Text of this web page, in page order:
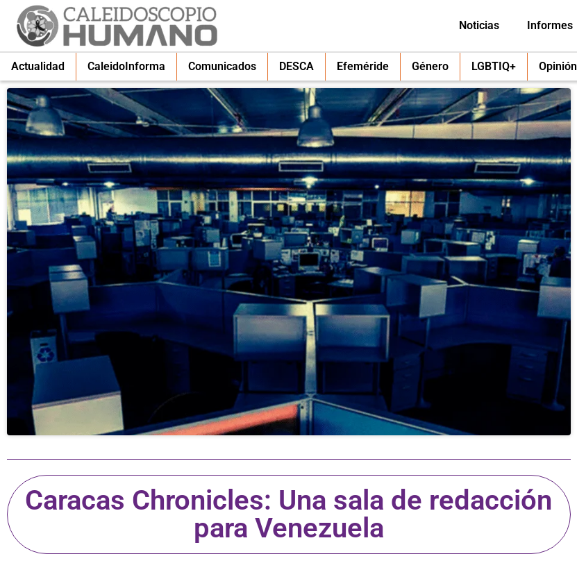
Noticias Informes
Actualidad CaleidoInforma Comunicados DESCA Efeméride Género LGBTIQ+ Opinión
Caracas Chronicles: Una sala de redacción
para Venezuela